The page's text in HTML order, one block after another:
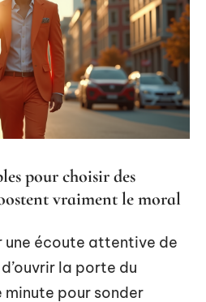
pour choisir des
vraiment le moral
une écoute attentive de
la porte du
minute pour sonder